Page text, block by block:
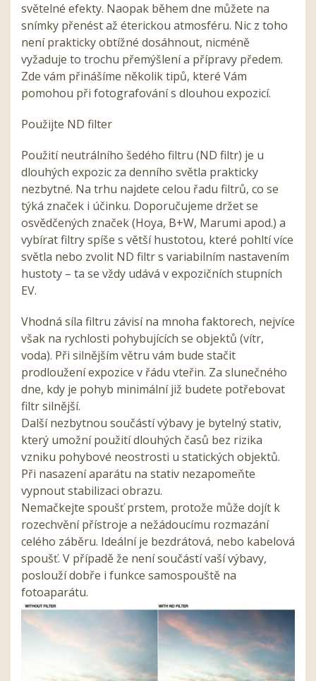
světelné efekty. Naopak během dne můžete na
snímky přenést až éterickou atmosféru. Nic z toho
není prakticky obtížné dosáhnout, nicméně
vyžaduje to trochu přemýšlení a přípravy předem.
Zde vám přinášíme několik tipů, které Vám
pomohou při fotografování s dlouhou expozicí.
Použijte ND filter
Použití neutrálního šedého filtru (ND filtr) je u
dlouhých expozic za denního světla prakticky
nezbytné. Na trhu najdete celou řadu filtrů, co se
týká značek i účinku. Doporučujeme držet se
osvědčených značek (Hoya, B+W, Marumi apod.) a
vybírat filtry spíše s větší hustotou, které pohltí více
světla nebo zvolit ND filtr s variabilním nastavením
hustoty – ta se vždy udává v expozičních stupních
EV.
Vhodná síla filtru závisí na mnoha faktorech, nejvíce
však na rychlosti pohybujících se objektů (vítr,
voda). Při silnějším větru vám bude stačit
prodloužení expozice v řádu vteřin. Za slunečného
dne, kdy je pohyb minimální již budete potřebovat
filtr silnější.
Další nezbytnou součástí výbavy je bytelný stativ,
který umožní použití dlouhých časů bez rizika
vzniku pohybové neostrosti u statických objektů.
Při nasazení aparátu na stativ nezapomeňte
vypnout stabilizaci obrazu.
Nemačkejte spoušť prstem, protože může dojít k
rozechvění přístroje a nežádoucímu rozmazání
celého záběru. Ideální je bezdrátová, nebo kabelová
spoušť. V případě že není součástí vaší výbavy,
poslouží dobře i funkce samospouště na
fotoaparátu.